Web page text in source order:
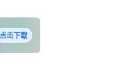
点击下载